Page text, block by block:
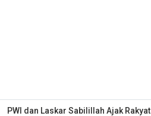
PWI dan Laskar Sabilillah Ajak Rakyat